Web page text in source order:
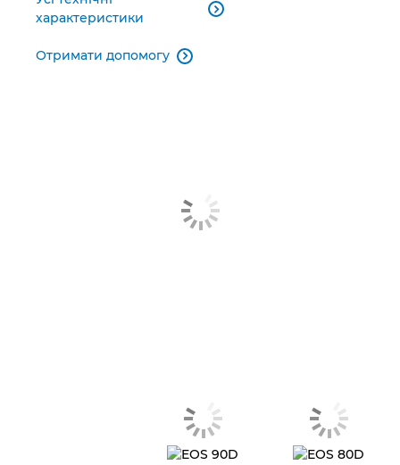
характеристики

Отримати допомогу 